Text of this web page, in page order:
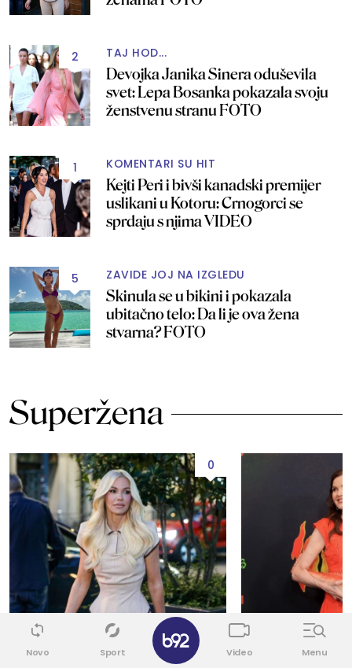
2 TAJ HOD...
Devojka Janika Sinera oduševila
svet: Lepa Bosanka pokazala svoju
ženstvenu stranu FOTO
1 KOMENTARI SU HIT
Kejti Peri i bivši kanadski premijer
uslikani u Kotoru: Crnogorci se
sprdaju s njima VIDEO
5 ZAVIDE JOJ NA IZGLEDU
Skinula se u bikini i pokazala
ubitačno telo: Da li je ova žena
stvarna? FOTO
Superžena
0
Novo Sport Video Menu
✕